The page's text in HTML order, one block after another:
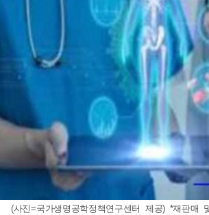
(사진=국가생명공학정책연구센터 제공) *재판매